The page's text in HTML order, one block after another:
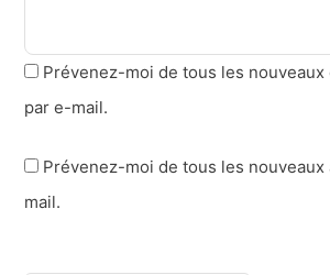
Prévenez-moi de tous les nouveaux
par e-mail.
Prévenez-moi de tous les
mail.